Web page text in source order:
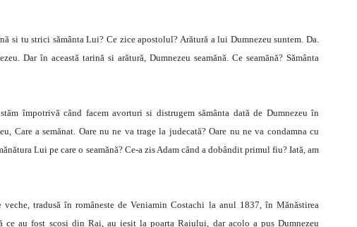
si tu strici sământa Lui? Ce zice apostolul? Arătură a lui Dumnezeu suntem. Da.
Dar în această tarină si arătură, Dumnezeu seamănă. Ce seamănă? Sământa
împotrivă când facem avorturi si distrugem sământa dată de Dumnezeu în
Care a semănat. Oare nu ne va trage la judecată? Oare nu ne va condamna cu
Lui pe care o seamănă? Ce-a zis Adam când a dobândit primul fiu? Iată, am
tradusă în româneste de Veniamin Costachi la anul 1837, în Mănăstirea
ce au fost scosi din Rai, au iesit la poarta Raiului, dar acolo a pus Dumnezeu